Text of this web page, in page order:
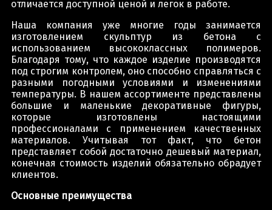
отличается доступной ценой и легок в работе.
Наша компания уже многие годы занимается
изготовлением скульптур из бетона с
использованием высококлассных полимеров.
Благодаря тому, что каждое изделие производятся
под строгим контролем, оно способно справляться с
разными погодными условиями и изменениями
температуры. В нашем ассортименте представлены
большие и маленькие декоративные фигуры,
которые изготовлены настоящими
профессионалами с применением качественных
материалов. Учитывая тот факт, что бетон
представляет собой достаточно дешевый материал,
конечная стоимость изделий обязательно обрадует
клиентов.
Основные преимущества